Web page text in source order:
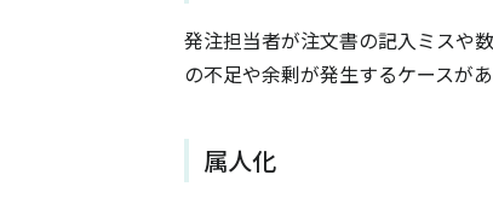
発注担当者が注文書の記入ミスや
の不足や余剰が発生するケースがあ
属人化